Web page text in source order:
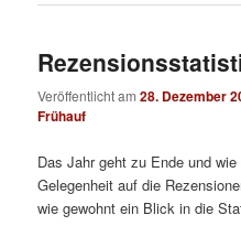
Veröffentlicht am28. Dezember
Frühauf
Das Jahr geht zu Ende und
Gelegenheit auf die
wie gewohnt ein Blick in die